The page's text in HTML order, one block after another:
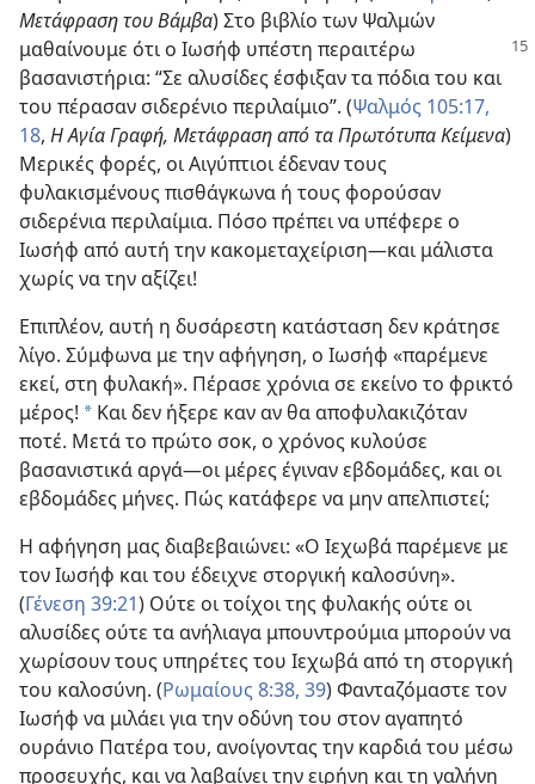
Μετάφραση του Βάμβα) Στο βιβλίο των Ψαλμών
μαθαίνουμε ότι ο Ιωσήφ υπέστη περαιτέρω
βασανιστήρια: “Σε αλυσίδες έσφιξαν τα πόδια του και
του πέρασαν σιδερένιο περιλαίμιο”. (Ψαλμός 105:17,
18, Η Αγία Γραφή, Μετάφραση από τα Πρωτότυπα Κείμενα)
Μερικές φορές, οι Αιγύπτιοι έδεναν τους
φυλακισμένους πισθάγκωνα ή τους φορούσαν
σιδερένια περιλαίμια. Πόσο πρέπει να υπέφερε ο
Ιωσήφ από αυτή την κακομεταχείριση​—και μάλιστα
χωρίς να την αξίζει!
Επιπλέον, αυτή η δυσάρεστη κατάσταση δεν κράτησε
λίγο. Σύμφωνα με την αφήγηση, ο Ιωσήφ «παρέμενε
εκεί, στη φυλακή». Πέρασε χρόνια σε εκείνο το φρικτό
μέρος! * Και δεν ήξερε καν αν θα αποφυλακιζόταν
ποτέ. Μετά το πρώτο σοκ, ο χρόνος κυλούσε
βασανιστικά αργά​—οι μέρες έγιναν εβδομάδες, και οι
εβδομάδες μήνες. Πώς κατάφερε να μην απελπιστεί;
Η αφήγηση μας διαβεβαιώνει: «Ο Ιεχωβά παρέμενε με
τον Ιωσήφ και του έδειχνε στοργική καλοσύνη».
(Γένεση 39:21) Ούτε οι τοίχοι της φυλακής ούτε οι
αλυσίδες ούτε τα ανήλιαγα μπουντρούμια μπορούν να
χωρίσουν τους υπηρέτες του Ιεχωβά από τη στοργική
του καλοσύνη. (Ρωμαίους 8:38, 39) Φανταζόμαστε τον
Ιωσήφ να μιλάει για την οδύνη του στον αγαπητό
ουράνιο Πατέρα του, ανοίγοντας την καρδιά του μέσω
προσευχής, και να λαβαίνει την ειρήνη και τη γαλήνη